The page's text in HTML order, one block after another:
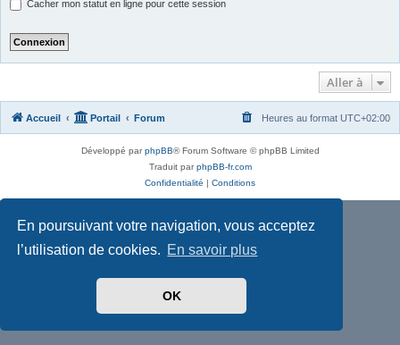
En poursuivant votre navigation, vous acceptez
l’utilisation de cookies. En savoir plus
OK
Cacher mon statut en ligne pour cette session
Aller à
Accueil Portail Forum Heures au format UTC+02:00
Développé parphpBB® Forum Software © phpBB Limited
Traduit parphpBB-fr.com
Confidentialité | Conditions